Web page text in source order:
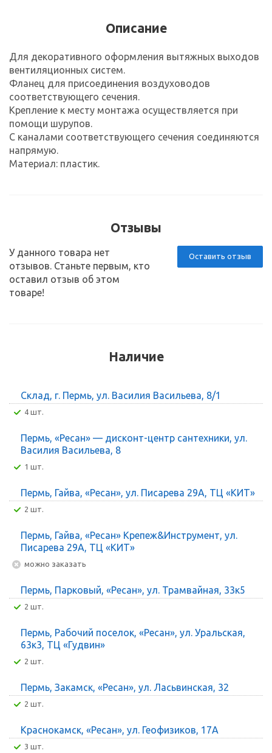
Описание
Для декоративного оформления вытяжных выходов
вентиляционных систем.
Фланец для присоединения воздуховодов
соответствующего сечения.
Крепление к месту монтажа осуществляется при
помощи шурупов.
C каналами соответствующего сечения соединяются
напрямую.
Материал: пластик.
Отзывы
Оставить отзыв
У данного товара нет
отзывов. Станьте первым, кто
оставил отзыв об этом
товаре!
Наличие
Склад, г. Пермь, ул. Василия Васильева, 8/1
4 шт.
Пермь, «Ресан» — дисконт-центр сантехники, ул.
Василия Васильева, 8
1 шт.
Пермь, Гайва, «Ресан», ул. Писарева 29А, ТЦ «КИТ»
2 шт.
Пермь, Гайва, «Ресан» Крепеж&Инструмент, ул.
Писарева 29А, ТЦ «КИТ»
Можно заказать
Пермь, Парковый, «Ресан», ул. Трамвайная, 33к5
2 шт.
Пермь, Рабочий поселок, «Ресан», ул. Уральская,
63к3, ТЦ «Гудвин»
2 шт.
Пермь, Закамск, «Ресан», ул. Ласьвинская, 32
2 шт.
Краснокамск, «Ресан», ул. Геофизиков, 17А
3 шт.